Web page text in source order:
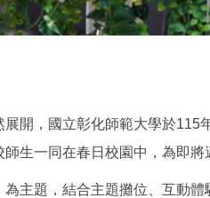
開，國立彰化師範大學於
生一同在春日校園中，為即將
主題，結合主題攤位、互動